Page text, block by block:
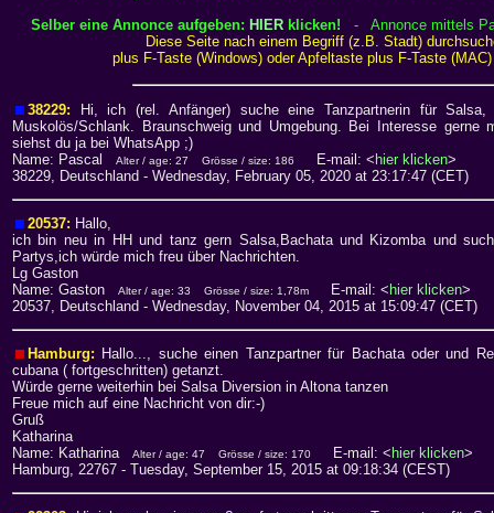
Selber eine Annonce aufgeben: HIERklicken!
- Annonce mittels
Diese Seite nach einem Begriff (z.B. Stadt)
plus F-Taste (Windows) oder Apfeltaste plus F-Taste
38229:
Hi, ich (rel. Anfänger) suche eine Tanzpartnerin für
Muskolös/Schlank. Braunschweig und Umgebung. Bei Interesse gerne
siehst du ja bei WhatsApp ;)
Name: Pascal
Alter / age: 27 Grösse / size: 186 E-mail: < hier klicken>
38229, Deutschland - Wednesday, February 05, 2020 at 23:17:47 (CET)
20537: Hallo,
ich bin neu in HH und tanz gern Salsa,Bachata und Kizomba und
Partys,ich würde mich freu über Nachrichten.
Lg Gaston
Name: Gaston
Alter / age: 33 Grösse / size: 1,78m E-mail: < hier klicken>
20537, Deutschland - Wednesday, November 04, 2015 at 15:09:47 (CET)
Hamburg: Hallo..., suche einen Tanzpartner für Bachata oder und
cubana ( fortgeschritten) getanzt.
Würde gerne weiterhin bei Salsa Diversion in Altona tanzen
Freue mich auf eine Nachricht von dir:-)
Gruß
Katharina
Name: Katharina
Alter / age: 47 Grösse / size: 170 E-mail: < hier klicken>
Hamburg, 22767 - Tuesday, September 15, 2015 at 09:18:34 (CEST)